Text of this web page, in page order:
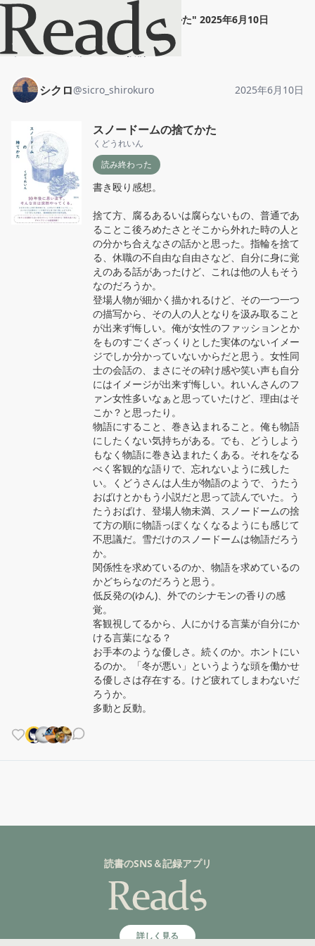
シクロ "スノードームの捨てかた" 2025年6月10日
ホーム シクロ 投稿
シクロ@sicro_shirokuro 2025年6月10日
スノードームの捨てかた
くどうれいん
読み終わった
書き殴り感想。
捨て方、腐るあるいは腐らないもの、普通であ
ることこ後ろめたさとそこから外れた時の人と
の分かち合えなさの話かと思った。指輪を捨て
る、休職の不自由な自由さなど、自分に身に覚
えのある話があったけど、これは他の人もそう
なのだろうか。
登場人物が細かく描かれるけど、その一つ一つ
の描写から、その人の人となりを汲み取ること
が出来ず悔しい。俺が女性のファッションとか
をものすごくざっくりとした実体のないイメー
ジでしか分かっていないからだと思う。女性同
士の会話の、まさにその砕け感や笑い声も自分
にはイメージが出来ず悔しい。れいんさんのフ
ァン女性多いなぁと思っていたけど、理由はそ
こか？と思ったり。
物語にすること、巻き込まれること。俺も物語
にしたくない気持ちがある。でも、どうしよう
もなく物語に巻き込まれたくある。それをなる
べく客観的な語りで、忘れないように残した
い。くどうさんは人生が物語のようで、うたう
おばけとかもう小説だと思って読んでいた。う
たうおばけ、登場人物未満、スノードームの捨
て方の順に物語っぽくなくなるようにも感じて
不思議だ。雪だけのスノードームは物語だろう
か。
関係性を求めているのか、物語を求めているの
かどちらなのだろうと思う。
低反発の(ゆん)、外でのシナモンの香りの感
覚。
客観視してるから、人にかける言葉が自分にか
ける言葉になる？
お手本のような優しさ。続くのか。ホントにい
るのか。「冬が悪い」というような頭を働かせ
る優しさは存在する。けど疲れてしまわないだ
ろうか。
多動と反動。
読書のSNS＆記録アプリ
詳しく見る